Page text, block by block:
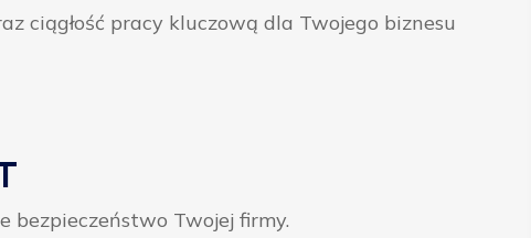
ciągłość pracy kluczową dla Twojego biznesu
bezpieczeństwo Twojej firmy.